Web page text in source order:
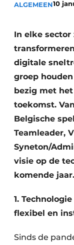
Video’s
Bedrijven
Bedrijven
Contact
Beton &
Brandveiligheid
BIM
Evenementen
Dak & Gevel
Houtbouw
ALGEMEEN10
In elke
digitale
groep
bezig met
toekomst.
Belgische
Teamleader,
Syneton/
visie op de
komende jaar.
1.
flexibel en
Sinds de